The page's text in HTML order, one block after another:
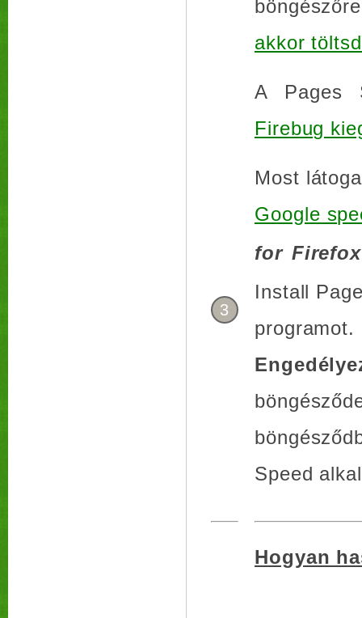
akkor
A Pages
Firebug
Most
Google
for Firefox
Install
programot.
Speed
3
Hogyan